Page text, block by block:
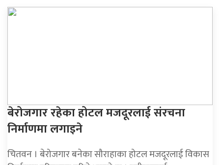
बेरोजगार रहेका होटल मजदूरलाई संरचना
निर्माणमा लगाइने
चितवन । बेरोजगार बनेका सौराहाका होटल मजदूरलाई विकास